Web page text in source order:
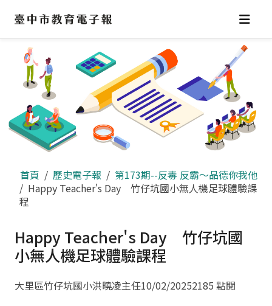
區
首頁 歷史電子報
第173期--反毒 反霸～品德你我他
Happy Teacher's Day 竹仔坑國小無人機足球體驗課
程
Happy Teacher's Day 竹仔坑國
小無人機足球體驗課程
大里區竹仔坑國小洪曉凌主任10/02/20252185 點閱